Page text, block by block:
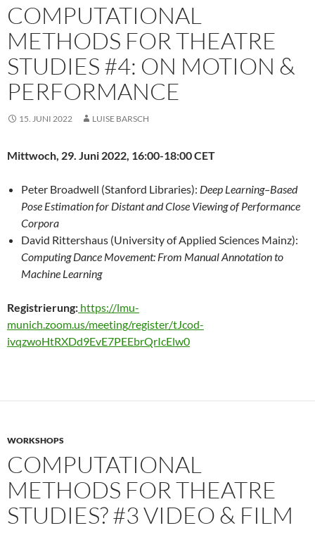
COMPUTATIONAL
METHODS FOR THEATRE
STUDIES #4: ON MOTION &
PERFORMANCE
15. JUNI 2022 LUISE BARSCH
Mittwoch, 29. Juni 2022, 16:00-18:00 CET
Peter Broadwell (Stanford Libraries): Deep Learning–Based
Pose Estimation for Distant and Close Viewing ofPerformance
Corpora
David Rittershaus (University of Applied Sciences Mainz):
Computing Dance Movement: From ManualAnnotation to
Machine Learning
Registrierung: https://lmu-
munich.zoom.us/meeting/register/tJcod-
ivqzwoHtRXDd9EvE7PEEbrQrIcElw0
WORKSHOPS
COMPUTATIONAL
METHODS FOR THEATRE
STUDIES? #3 VIDEO & FILM